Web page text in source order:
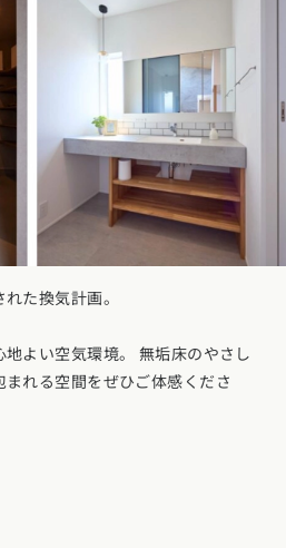
た換気計画。
よい空気環境。 無垢床のやさし
れる空間をぜひご体感くださ